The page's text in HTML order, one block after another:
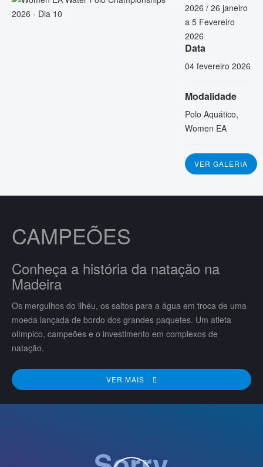
2026 / 26 janeiro
a 5 Fevereiro
2026
Data
04 fevereiro 2026
Modalidade
Polo Aquático,
Women EA
VER GALERIA
CAMPEÕES
Conheça a história da natação na
Madeira
Os mergulhos do ilhéu, os saltos para a água em troca de uma
moeda lançada de bordo dos grandes paquetes. Um atleta
olímpico, campeões e o investimento em complexos de
natação.
VER MAIS